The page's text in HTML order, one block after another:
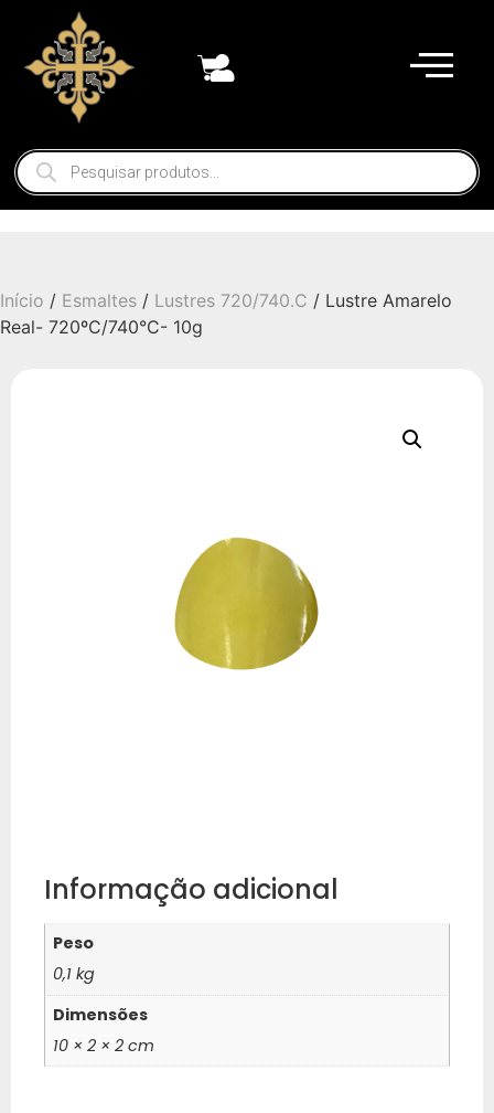
Início / Esmaltes / Lustres 720/740.C / Lustre Amarelo
Real- 720ºC/740°C- 10g
Informação adicional
Peso
0,1 kg
Dimensões
10 × 2 × 2 cm